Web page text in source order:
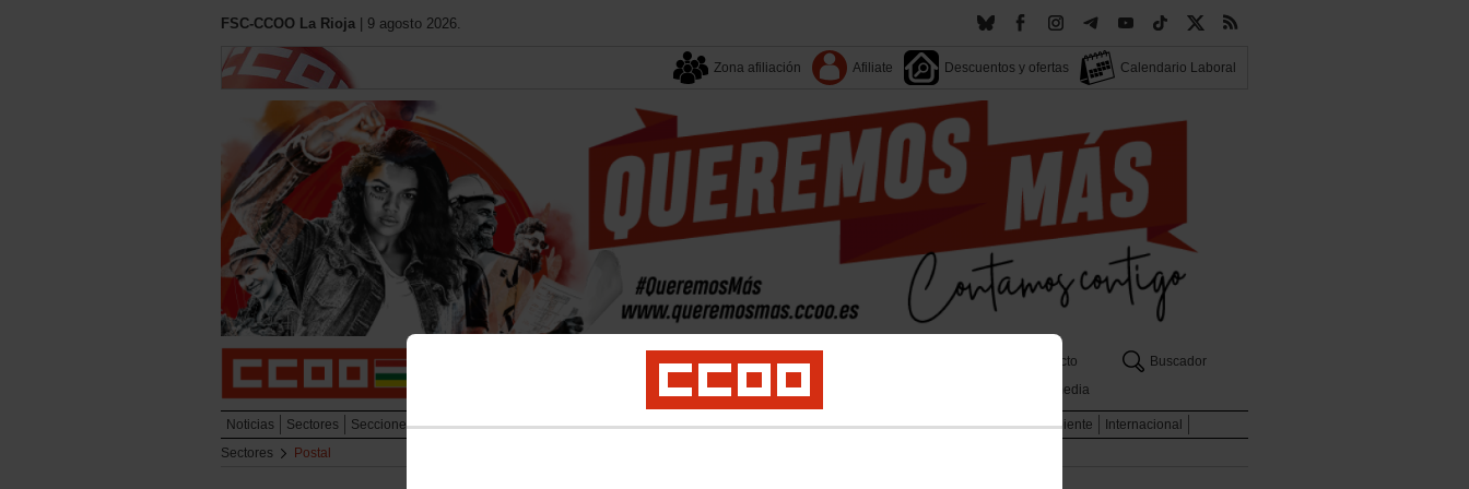
FSC-CCOO La Rioja | 9 agosto 2026.
Zona afiliación Afiliate Descuentos y ofertas Calendario Laboral
Tu sindicato Contacto
Buscador
Campañas
Multimedia
Noticias Sectores Secciones Sindicales EESS Empleo Formación Juventud Mujer Políticas Sociales Salud Laboral Medio Ambiente
Internacional
Sectores
Postal